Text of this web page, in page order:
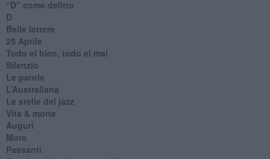
​“D” come delitto
D
Belle lettere
25 Aprile
Todo el bien, todo el mal
Silenzio
Le parole
​L’Australiana
Le stelle del jazz
Vita & morte
Auguri
Moro
Passanti